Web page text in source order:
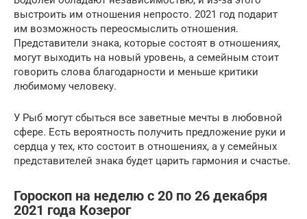
выстроить им отношения непросто. 2021 год подарит
им возможность переосмыслить отношения.
Представители знака, которые состоят в отношениях,
могут выходить на новый уровень, а семейным стоит
говорить слова благодарности и меньше критики
любимому человеку.
У Рыб могут сбыться все заветные мечты в любовной
сфере. Есть вероятность получить предложение руки и
сердца у тех, кто состоит в отношениях, а у семейных
представителей знака будет царить гармония и счастье.
Гороскоп на неделю с 20 по 26 декабря
2021 года Козерог